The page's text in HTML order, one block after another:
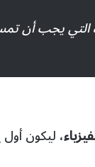
التي يجب أن
، ليكون